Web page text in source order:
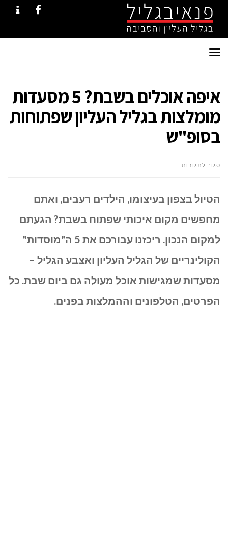
תפריט
איפה אוכלים בשבת? 5 מסעדות
מומלצות בגליל העליון שפתוחות
בסופ"ש
סגור לתגובותעל
מסעדות
מומלצות
הטיול בצפון בעיצומו, הילדים רעבים, ואתם
מחפשים מקום איכותי שפתוח בשבת? הגעתם
למקום הנכון. ריכזנו עבורכם את 5 ה"מוסדות"
הקולינריים של הגליל העליון ואצבע הגליל –
מסעדות שמגישות אוכל מעולה גם ביום שבת. כל
הפרטים, הטלפונים וההמלצות בפנים.